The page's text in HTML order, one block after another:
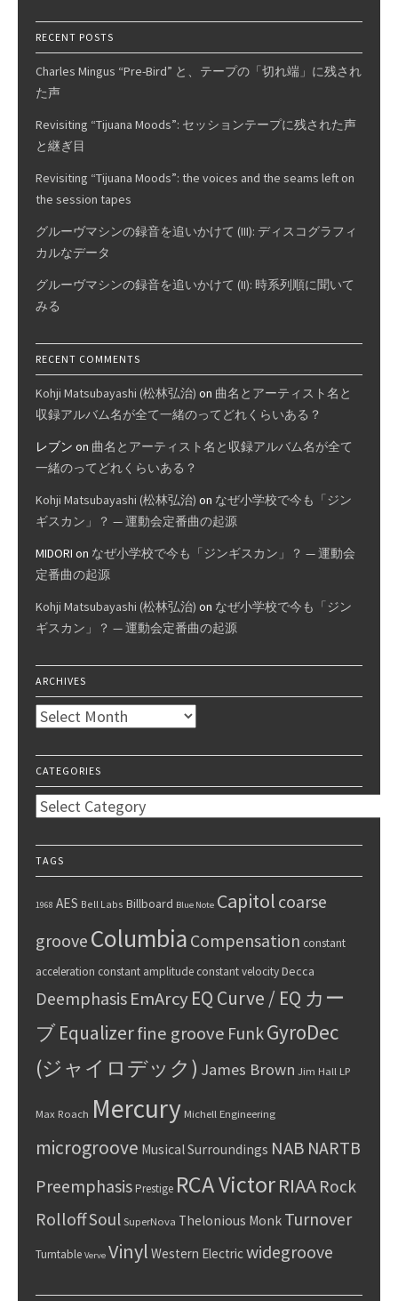
RECENT POSTS
Charles Mingus “Pre-Bird” と、テープの「切れ端」に残され
た声
Revisiting “Tijuana Moods”: セッションテープに残された声
と継ぎ目
Revisiting “Tijuana Moods”: the voices and the seams left on
the session tapes
グルーヴマシンの録音を追いかけて (III): ディスコグラフィ
カルなデータ
グルーヴマシンの録音を追いかけて (II): 時系列順に聞いて
みる
RECENT COMMENTS
Kohji Matsubayashi (松林弘治) on 曲名とアーティスト名と
収録アルバム名が全て一緒のってどれくらいある？
レブン on 曲名とアーティスト名と収録アルバム名が全て
一緒のってどれくらいある？
Kohji Matsubayashi (松林弘治) on なぜ小学校で今も「ジン
ギスカン」？ — 運動会定番曲の起源
MIDORI on なぜ小学校で今も「ジンギスカン」？ — 運動会
定番曲の起源
Kohji Matsubayashi (松林弘治) on なぜ小学校で今も「ジン
ギスカン」？ — 運動会定番曲の起源
ARCHIVES
Archives
CATEGORIES
Categories
TAGS
1968 AES Bell Labs Billboard Blue Note Capitol coarse
groove Columbia Compensation constant
acceleration constant amplitude constant velocityDecca
Deemphasis EmArcyEQ Curve / EQ カー
ブEqualizerfine groove FunkGyroDec
(ジャイロデック) James Brown Jim Hall LP
Max Roach Mercury Michell Engineering
microgroove Musical Surroundings NAB NARTB
PreemphasisPrestige RCA VictorRIAA Rock
RolloffSoul SuperNova Thelonious Monk Turnover
Turntable Verve Vinyl Western Electricwidegroove